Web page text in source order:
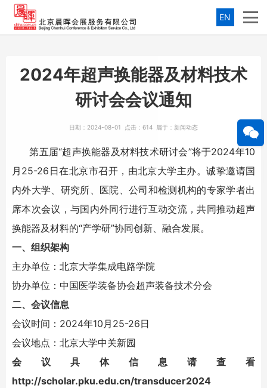
EN
2024年超声换能器及材料技术
研讨会会议通知
日期： 2024-08-01 点击： 614 属于： 新闻动态
第五届“超声换能器及材料技术研讨会”将于2024年10
月25-26日在北京市召开，由北京大学主办。诚挚邀请国
内外大学、研究所、医院、公司和检测机构的专家学者出
席本次会议，与国内外同行进行互动交流，共同推动超声
换能器及材料的“产学研”协同创新、融合发展。
一、组织架构
主办单位：北京大学集成电路学院
协办单位：中国医学装备协会超声装备技术分会
二、会议信息
会议时间：2024年10月25-26日
会议地点：北京大学中关新园
会议具体信息请查看
http://scholar.pku.edu.cn/transducer2024